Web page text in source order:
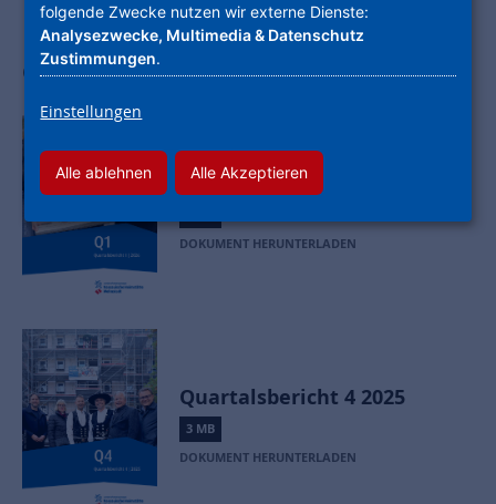
Quartalsberichte
Quartalsbericht 1 2026
DOKUMENT HERUNTERLADEN
Quartalsbericht 4 2025
3 MB
DOKUMENT HERUNTERLADEN
folgende Zwecke nutzen wir externe Dienste:
Analysezwecke, Multimedia & Datenschutz
Zustimmungen.
Einstellungen
Alle ablehnen Alle Akzeptieren